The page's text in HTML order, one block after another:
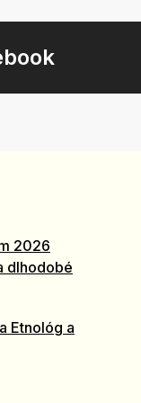
2026
dlhodobé
Etnológ a